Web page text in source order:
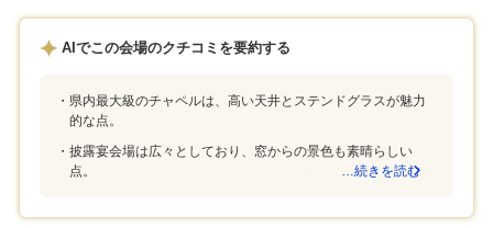
しました。互助会の会員割引もあって良かった
て、ウェディングケーキもコースのデザートも
美味しいです。せっかくなのでスイーツビュッ
です。幹線道路沿いなので、車でのアクセスは
しやすいです。遠方から電車でお越しのゲスト
ネスホテル等もあるので、宿泊される方は楽か
いてくれると言
お魚とお肉はもの
べていました。デ
ィングケーキを食
柵や木もあり、当
AIでこの会場のクチコミを要約する
県内最大級のチャペルは、高い天井とステンドグラスが魅力
的な点。
披露宴会場は広々としており、窓からの景色も素晴らしい
点。
…続きを読む